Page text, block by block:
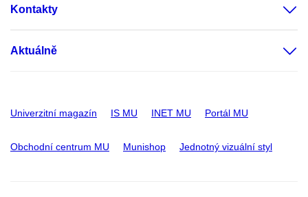
Kontakty
Aktuálně
Univerzitní magazín IS MU INET MU Portál MU
Obchodní centrum MU Munishop Jednotný vizuální styl